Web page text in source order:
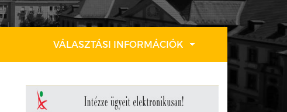
VÁLASZTÁSI INFORMÁCIÓK